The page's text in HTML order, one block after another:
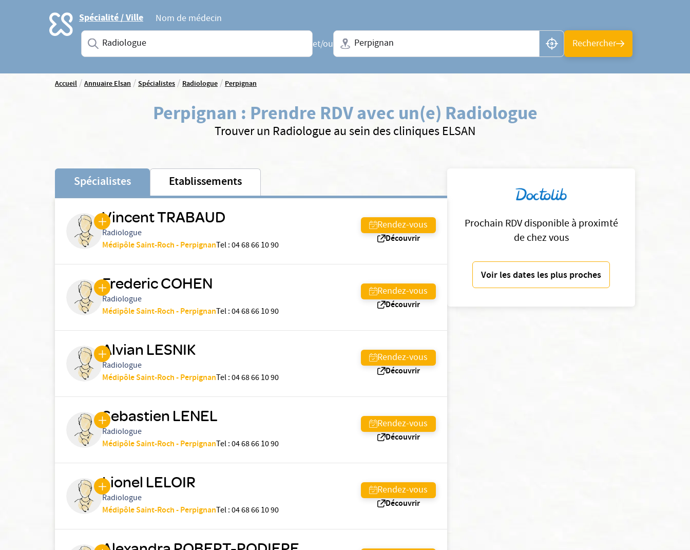
Accueil Spécialité / Ville
Nom de médecin
Saisissez une spécialité ou un service
et/ou
Ville + N° de département, région ou CP
Rechercher
Accueil/Annuaire Elsan/Spécialistes/Radiologue/Perpignan
Perpignan : Prendre RDV avec un(e) Radiologue
Trouver un Radiologue au sein des cliniques ELSAN
Prochain RDV disponible à proximté
de chez vous
Voir les dates les plus proches
Spécialistes Etablissements
Vincent TRABAUD
Radiologue
Médipôle Saint-Roch - PerpignanTel:04 68 66 10 90
Rendez-vous
Découvrir
Frederic COHEN
Radiologue
Médipôle Saint-Roch - PerpignanTel:04 68 66 10 90
Rendez-vous
Découvrir
Alvian LESNIK
Radiologue
Médipôle Saint-Roch - PerpignanTel:04 68 66 10 90
Rendez-vous
Découvrir
Sebastien LENEL
Radiologue
Médipôle Saint-Roch - PerpignanTel:04 68 66 10 90
Rendez-vous
Découvrir
Lionel LELOIR
Radiologue
Médipôle Saint-Roch - PerpignanTel:04 68 66 10 90
Rendez-vous
Découvrir